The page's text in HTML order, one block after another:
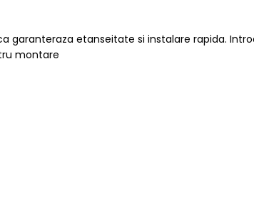
garanteraza etanseitate si instalare rapida.
montare